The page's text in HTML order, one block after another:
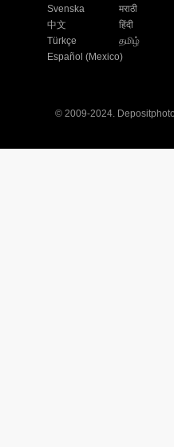
Svenska
中文
Türkçe
Español (Mexico)
मराठी
हिंदी
தமிழ்
© 2009-2024.